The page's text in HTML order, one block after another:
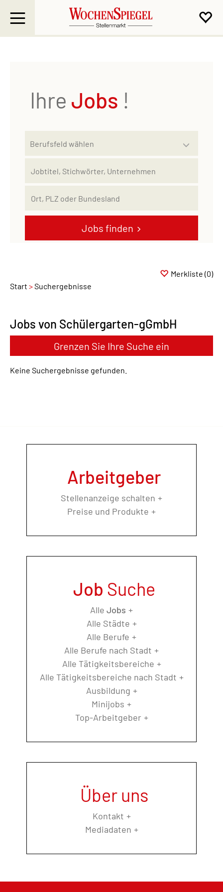
Ihre Jobs !
Jobs finden
Start Suchergebnisse
Merkliste (0)
Jobs von Schülergarten-gGmbH
Grenzen Sie Ihre Suche ein
Keine Suchergebnisse gefunden.
Arbeitgeber
Stellenanzeige schalten
Preise und Produkte
Job Suche
Alle Jobs
Alle Städte
Alle Berufe
Alle Berufe nach Stadt
Alle Tätigkeitsbereiche
Alle Tätigkeitsbereiche nach Stadt
Ausbildung
Minijobs
Top-Arbeitgeber
Über uns
Kontakt
Mediadaten